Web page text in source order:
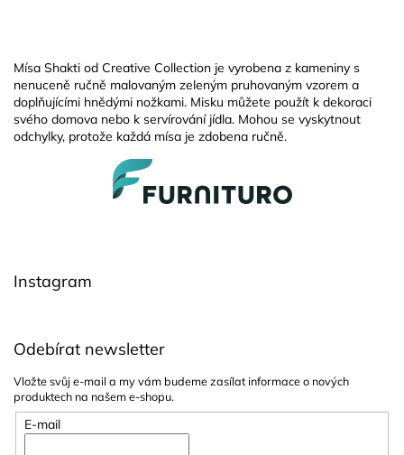
Mísa Shakti od Creative Collection je vyrobena z kameniny s
nenuceně ručně malovaným zeleným pruhovaným vzorem a
doplňujícími hnědými nožkami. Misku můžete použít k dekoraci
svého domova nebo k servírování jídla. Mohou se vyskytnout
odchylky, protože každá mísa je zdobena ručně.
Instagram
Odebírat newsletter
Vložte svůj e-mail a my vám budeme zasílat informace o nových
produktech na našem e-shopu.
E-mail